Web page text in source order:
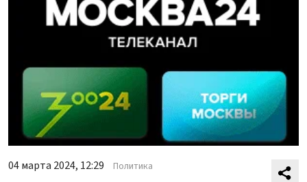
04 марта 2024, 12:29 Политика